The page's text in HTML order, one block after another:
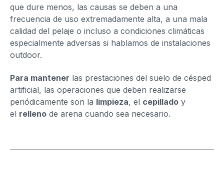
que dure menos, las causas se deben a una
frecuencia de uso extremadamente alta, a una mala
calidad del pelaje o incluso a condiciones climáticas
especialmente adversas si hablamos de instalaciones
outdoor.
Para mantener las prestaciones del suelo de césped
artificial, las operaciones que deben realizarse
periódicamente son la limpieza, el cepillado y
el relleno de arena cuando sea necesario.